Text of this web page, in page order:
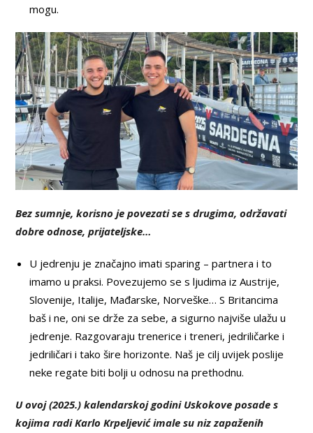
mogu.
Bez sumnje, korisno je povezati se s drugima, održavati
dobre odnose, prijateljske…
U jedrenju je značajno imati sparing – partnera i to
imamo u praksi. Povezujemo se s ljudima iz Austrije,
Slovenije, Italije, Mađarske, Norveške… S Britancima
baš i ne, oni se drže za sebe, a sigurno najviše ulažu u
jedrenje. Razgovaraju trenerice i treneri, jedriličarke i
jedriličari i tako šire horizonte. Naš je cilj uvijek poslije
neke regate biti bolji u odnosu na prethodnu.
U ovoj (2025.) kalendarskoj godini Uskokove posade s
kojima radi Karlo Krpeljević imale su niz zapaženih